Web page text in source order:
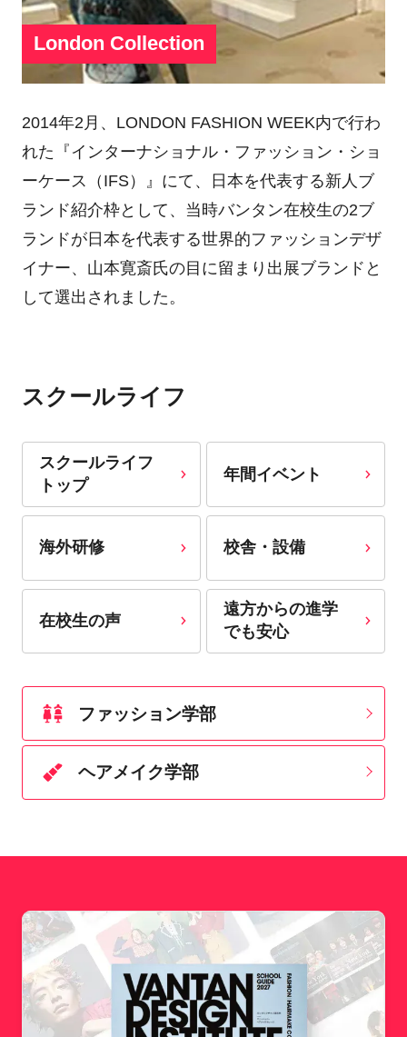
London Collection
2014年2月、LONDON FASHION WEEK内で行わ
れた『インターナショナル・ファッション・ショ
ーケース（IFS）』にて、日本を代表する新人ブ
ランド紹介枠として、当時バンタン在校生の2ブ
ランドが日本を代表する世界的ファッションデザ
イナー、山本寛斎氏の目に留まり出展ブランドと
して選出されました。
スクールライフ
スクールライフ
トップ
年間イベント
海外研修 校舎・設備
在校生の声
遠方からの進学
でも安心
ファッション学部
ヘアメイク学部